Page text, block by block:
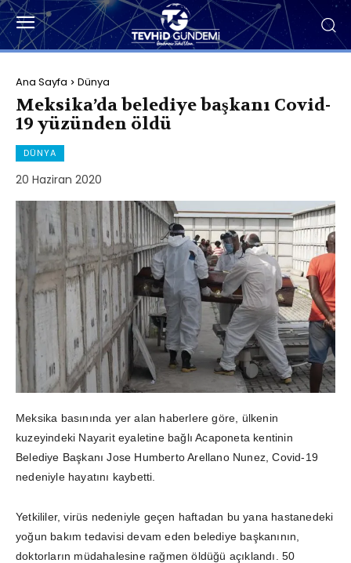
Ana Sayfa Dünya
Meksika’da belediye başkanı Covid-
19 yüzünden öldü
DÜNYA
20 Haziran 2020
Meksika basınında yer alan haberlere göre, ülkenin
kuzeyindeki Nayarit eyaletine bağlı Acaponeta kentinin
Belediye Başkanı Jose Humberto Arellano Nunez, Covid-19
nedeniyle hayatını kaybetti.
Yetkililer, virüs nedeniyle geçen haftadan bu yana hastanedeki
yoğun bakım tedavisi devam eden belediye başkanının,
doktorların müdahalesine rağmen öldüğü açıklandı. 50